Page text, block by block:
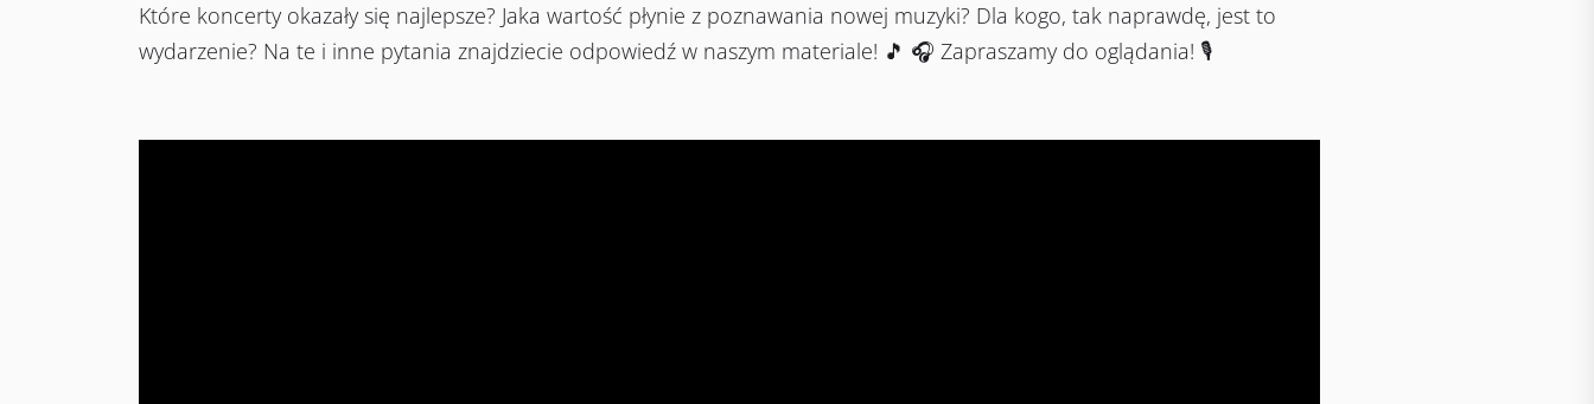
Które koncerty okazały się najlepsze? Jaka wartość płynie z poznawania nowej muzyki? Dla kogo, tak naprawdę, jest to
wydarzenie? Na te i inne pytania znajdziecie odpowiedź w naszym materiale! 🎵 🎧 Zapraszamy do oglądania! 🎙️